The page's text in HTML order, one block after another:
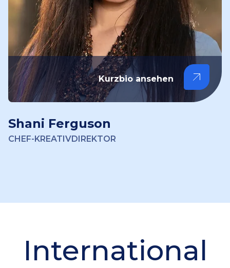
Kurzbio ansehen
Shani Ferguson
CHEF-KREATIVDIREKTOR
International